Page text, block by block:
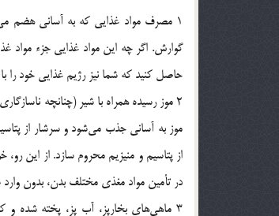
1 مصرف مواد غذایی که به آسانی هضم
گوارش. اگر چه این مواد غذایی جزء مواد
حاصل کنید که شما نیز رژیم غذایی خود را
2 موز رسیده همراه با شیر (چنانچه
از پتاسیم و منیزیم محروم سازد. از این
در تأمین مواد مغذی مختلف بدن، بدون